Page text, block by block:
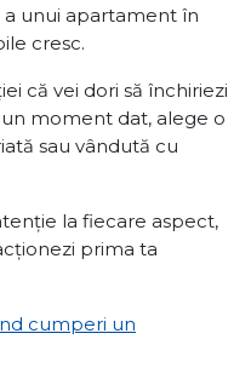
a unui apartament în
cresc.
că vei dori să închiriezi
un moment dat, alege o
sau vândută cu
la fiecare aspect,
prima ta
cumperi un